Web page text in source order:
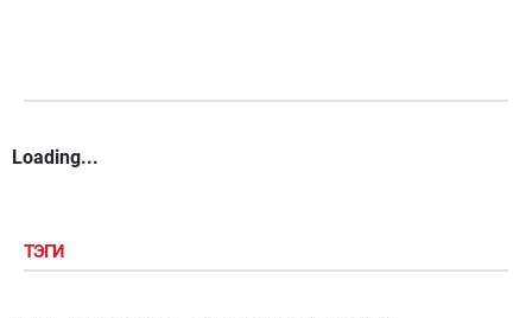
Loading...
ТЭГИ